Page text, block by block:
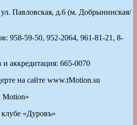
Павловская, д.6 (м. Добрынинская/
958-59-50, 952-2064, 961-81-21, 8-
аккредитация: 665-0070
на сайте www.tMotion.su
Motion»
клубе «Дуровъ»